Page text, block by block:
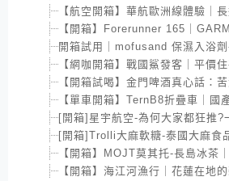
【航空開箱】華航歐洲線體驗｜
【開箱】Forerunner 165｜
開箱試用｜mofusand 保濕入浴
【網咖開箱】戰國鯊發客｜平價
【開箱試喝】金門啤酒真心話：
【單車開箱】TernB8折疊車｜
[開箱]星宇航空-為何大家都狂推?
[開箱]Trolli大麻軟糖-泰國大麻食
【開箱】MOJT莫其托-長島冰茶
【開箱】海江河漁行｜花蓮在地